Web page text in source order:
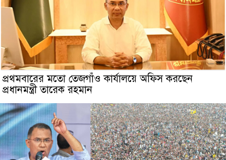
প্রথমবারের মতো তেজগাঁও কার্যালয়ে অফিস করছেন
প্রধানমন্ত্রী তারেক রহমান